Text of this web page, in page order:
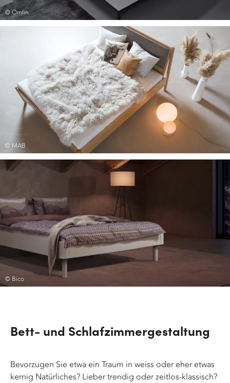
© Omlin
© MAB
© Bico
Bett- und Schlafzimmergestaltung
Bevorzugen Sie etwa ein Traum in weiss oder eher etwas
kernig Natürliches? Lieber trendig oder zeitlos-klassisch?